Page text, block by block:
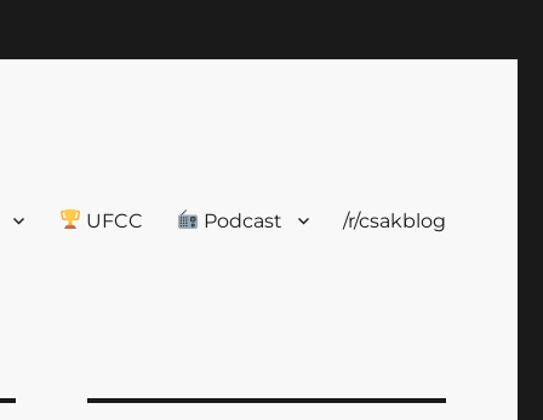
UFCC Podcast /r/csakblog